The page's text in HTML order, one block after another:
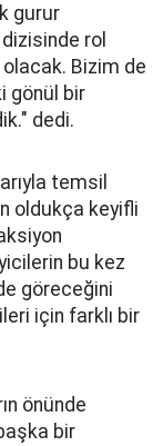
gurur
rol
Bizim de
gönül bir
dedi.
temsil
oldukça keyifli
bu kez
göreceğini
için farklı bir
önünde
bir